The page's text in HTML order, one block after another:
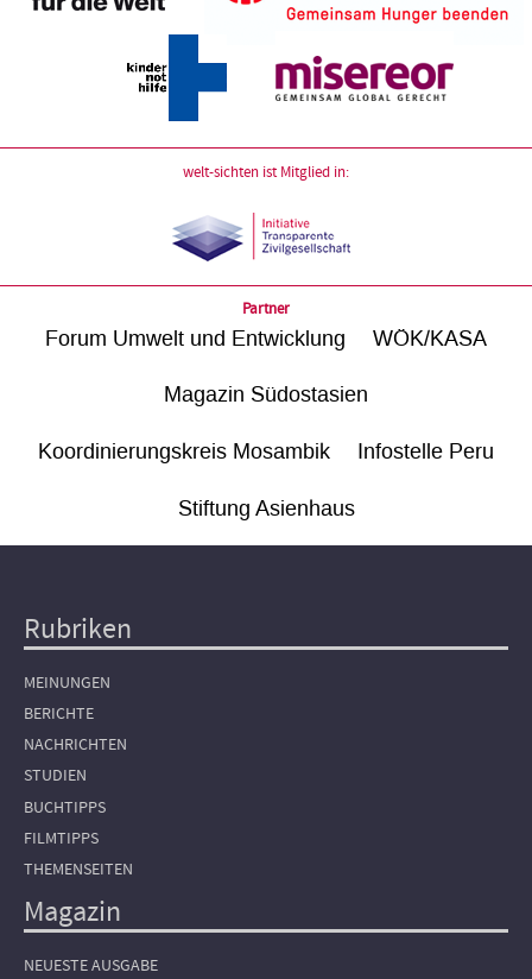
welt-sichten ist Mitglied in:
Partner
Forum Umwelt und Entwicklung WÖK/KASA
Magazin Südostasien
Koordinierungskreis Mosambik Infostelle Peru
Stiftung Asienhaus
Hauptnavigation
Rubriken
MEINUNGEN
BERICHTE
NACHRICHTEN
STUDIEN
BUCHTIPPS
FILMTIPPS
THEMENSEITEN
Magazin
NEUESTE AUSGABE